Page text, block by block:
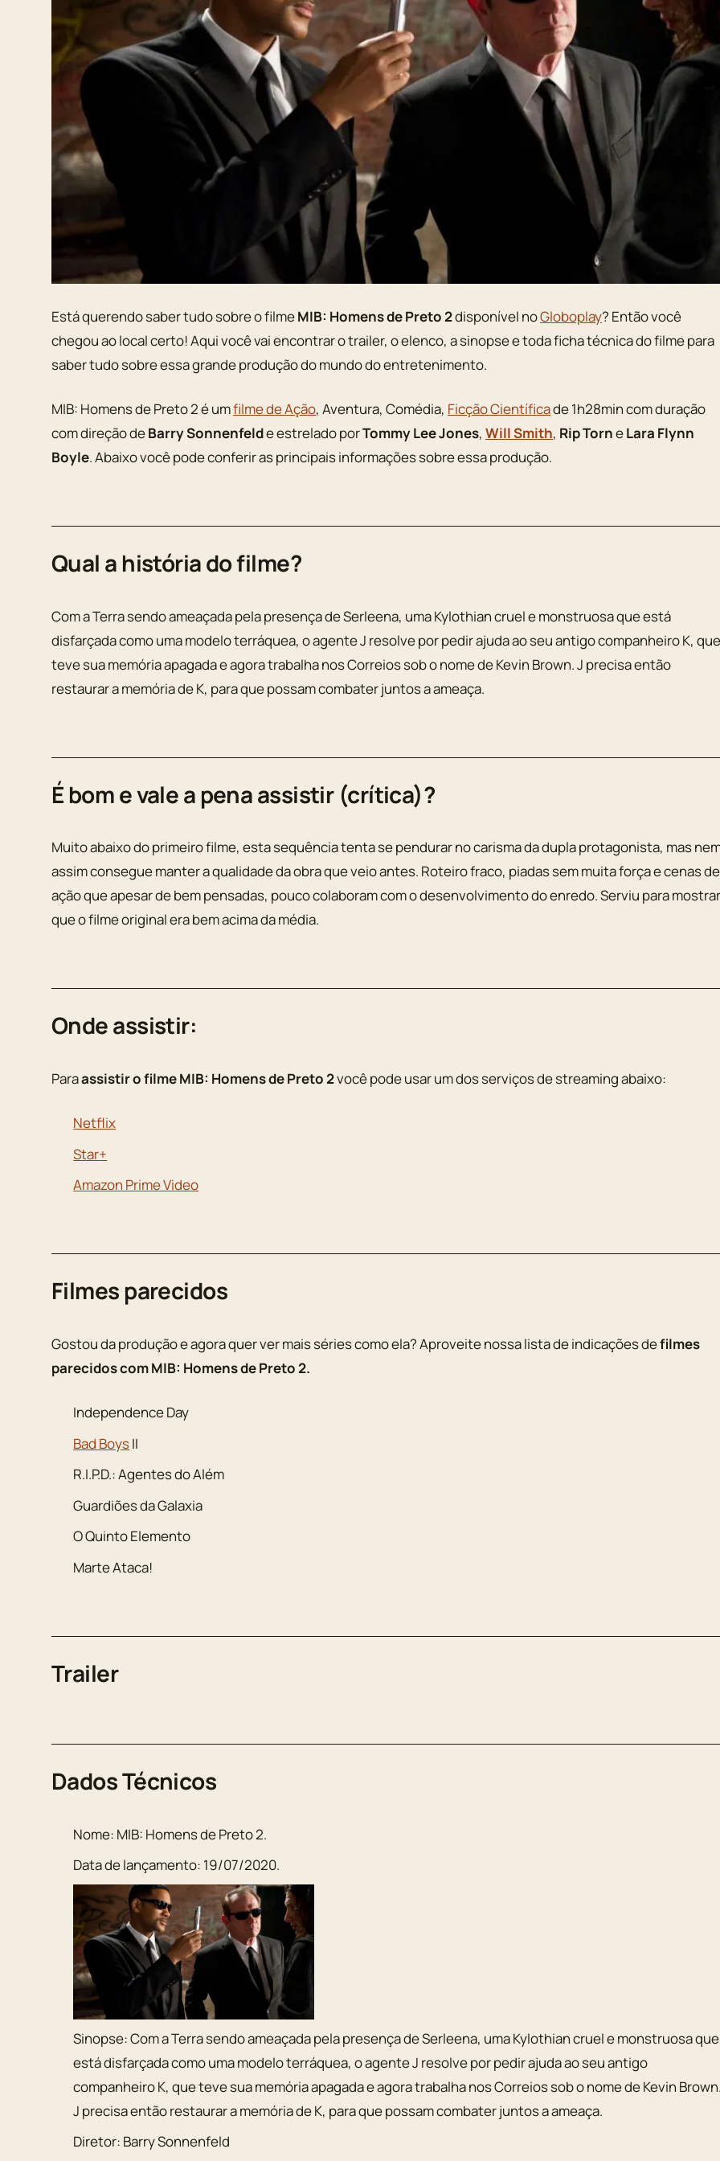
Está querendo saber tudo sobre o filmeMIB: Homens de Preto 2disponível noGloboplay? Então você
chegou ao local certo! Aqui você vai encontrar o trailer, o elenco, a sinopse e toda ficha técnica do filme para
saber tudo sobre essa grande produção do mundo do entretenimento.
MIB: Homens de Preto 2 é umfilme de Ação, Aventura, Comédia, Ficção Científicade 1h28min com duração
com direção deBarry Sonnenfelde estrelado porTommy Lee Jones, Will Smith, Rip TorneLara Flynn
Boyle. Abaixo você pode conferir as principais informações sobre essa produção.
Qual a história do filme?
Com a Terra sendo ameaçada pela presença de Serleena, uma Kylothian cruel e monstruosa que está
disfarçada como uma modelo terráquea, o agente J resolve por pedir ajuda ao seu antigo companheiro K, que
teve sua memória apagada e agora trabalha nos Correios sob o nome de Kevin Brown. J precisa então
restaurar a memória de K, para que possam combater juntos a ameaça.
É bom e vale a pena assistir (crítica)?
Muito abaixo do primeiro filme, esta sequência tenta se pendurar no carisma da dupla protagonista, mas
assim consegue manter a qualidade da obra que veio antes. Roteiro fraco, piadas sem muita força e cenas de
ação que apesar de bem pensadas, pouco colaboram com o desenvolvimento do enredo. Serviu para mostrar
que o filme original era bem acima da média.
Onde assistir:
Paraassistir o filme MIB: Homens de Preto 2você pode usar um dos serviços de streaming abaixo:
Netflix
Star+
Amazon Prime Video
Filmes parecidos
Gostou da produção e agora quer ver mais séries como ela? Aproveite nossa lista de indicações defilmes
parecidos com MIB: Homens de Preto 2.
Independence Day
Bad BoysII
R.I.P.D.: Agentes do Além
Guardiões da Galaxia
O Quinto Elemento
Marte Ataca!
Trailer
Dados Técnicos
Nome: MIB: Homens de Preto 2.
Data de lançamento: 19/07/2020.
Sinopse: Com a Terra sendo ameaçada pela presença de Serleena, uma Kylothian cruel e monstruosa que
está disfarçada como uma modelo terráquea, o agente J resolve por pedir ajuda ao seu antigo
companheiro K, que teve sua memória apagada e agora trabalha nos Correios sob o nome de Kevin
J precisa então restaurar a memória de K, para que possam combater juntos a ameaça.
Diretor: Barry Sonnenfeld